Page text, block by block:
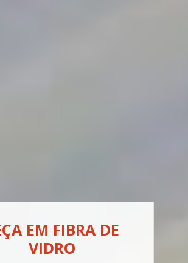
EM FIBRA DE
VIDRO